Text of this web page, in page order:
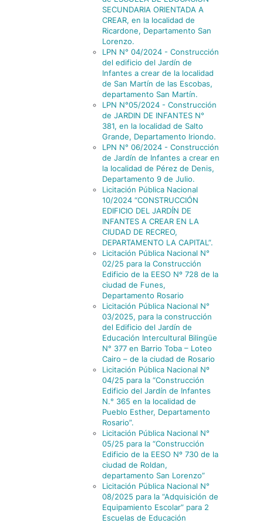
SECUNDARIA ORIENTADA A
CREAR, en la localidad de
Ricardone, Departamento San
Lorenzo.
LPN N° 04/2024 - Construcción
del edificio del Jardín de
Infantes a crear de la localidad
de San Martín de las Escobas,
departamento San Martín.
LPN N°05/2024 - Construcción
de JARDIN DE INFANTES N°
381, en la localidad de Salto
Grande, Departamento Iriondo.
LPN N° 06/2024 - Construcción
de Jardín de Infantes a crear en
la localidad de Pérez de Denis,
Departamento 9 de Julio.
Licitación Pública Nacional
10/2024 “CONSTRUCCIÓN
EDIFICIO DEL JARDÍN DE
INFANTES A CREAR EN LA
CIUDAD DE RECREO,
DEPARTAMENTO LA CAPITAL”.
Licitación Pública Nacional N°
02/25 para la Construcción
Edificio de la EESO Nº 728 de la
ciudad de Funes,
Departamento Rosario
Licitación Pública Nacional N°
03/2025, para la construcción
del Edificio del Jardín de
Educación Intercultural Bilingüe
N° 377 en Barrio Toba – Loteo
Cairo – de la ciudad de Rosario
Licitación Pública Nacional Nº
04/25 para la “Construcción
Edificio del Jardín de Infantes
N.° 365 en la localidad de
Pueblo Esther, Departamento
Rosario”.
Licitación Pública Nacional N°
05/25 para la “Construcción
Edificio de la EESO Nº 730 de la
ciudad de Roldan,
departamento San Lorenzo”
Licitación Pública Nacional N°
08/2025 para la “Adquisición de
Equipamiento Escolar” para 2
Escuelas de Educación